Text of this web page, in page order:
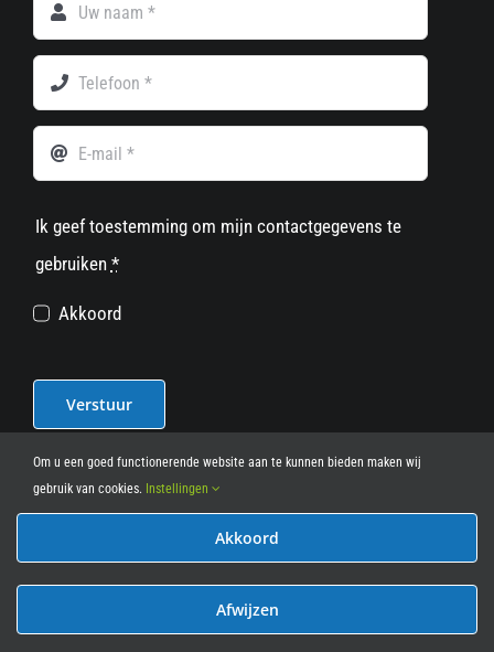
Ik geef toestemming om mijn contactgegevens te
gebruiken *
Akkoord
Verstuur
© 2012 - 2026• Leasy Bike • All Rights Reserved • powered
Om u een goed functionerende website aan te kunnen bieden maken wij
gebruik van cookies. Instellingen
Akkoord
Afwijzen